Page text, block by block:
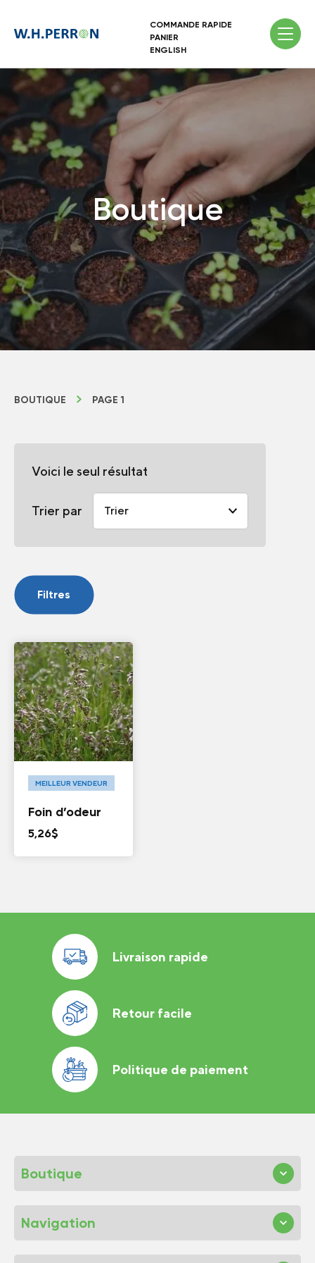
COMMANDE RAPIDE
PANIER
ENGLISH
Boutique
BOUTIQUE PAGE 1
Voici le seul résultat
Trier par
Filtres
MEILLEUR VENDEUR
Foin d’odeur
5,26$
Livraison rapide
Retour facile
Politique de paiement
Boutique
Navigation